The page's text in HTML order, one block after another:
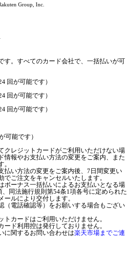
Group, Inc.
す。すべてのカード会社で、一括払いが可
回が可能です）
回が可能です）
回が可能です）
可能です）
クレジットカードがご利用いただけない場
情報やお支払い方法の変更をご案内、また
払い方法の変更をご案内後、7日間変更い
ご注文をキャンセルいたします。
ボーナス一括払いによるお支払いとなる場
同法施行規則第54条1項各号に定められた
ルにより交付します。
（電話確認等）をお願いする場合もござい
カードはご利用いただけません。
ド利用控は発行しておりません。
に関するお問い合わせは楽天市場までご連